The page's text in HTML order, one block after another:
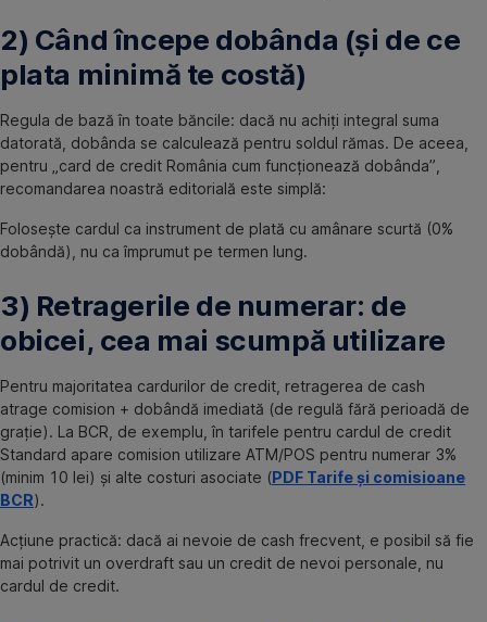
2) Când începe dobânda (și de ce
plata minimă te costă)
Regula de bază în toate băncile: dacă nu achiți integral suma
datorată, dobânda se calculează pentru soldul rămas. De aceea,
pentru „card de credit România cum funcționează dobânda”,
recomandarea noastră editorială este simplă:
Folosește cardul ca instrument de plată cu amânare scurtă (0%
dobândă), nu ca împrumut pe termen lung.
3) Retragerile de numerar: de
obicei, cea mai scumpă utilizare
Pentru majoritatea cardurilor de credit, retragerea de cash
atrage comision + dobândă imediată (de regulă fără perioadă de
grație). La BCR, de exemplu, în tarifele pentru cardul de credit
Standard apare comision utilizare ATM/POS pentru numerar 3%
(minim 10 lei) și alte costuri asociate (PDF Tarife și comisioane
BCR).
Acțiune practică: dacă ai nevoie de cash frecvent, e posibil să fie
mai potrivit un overdraft sau un credit de nevoi personale, nu
cardul de credit.